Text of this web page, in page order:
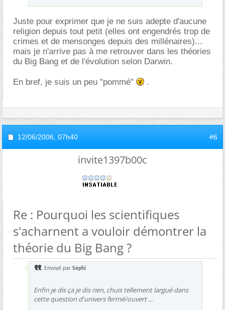
Juste pour exprimer que je ne suis adepte d'aucune
religion depuis tout petit (elles ont engendrés trop de
crimes et de mensonges depuis des millénaires)...
mais je n'arrive pas à me retrouver dans les théories
du Big Bang et de l'évolution selon Darwin.
En bref, je suis un peu "pommé" .
12/06/2006, 07h40 #6
invite1397b00c
Re : Pourquoi les scientifiques
s'acharnent a vouloir démontrer la
théorie du Big Bang ?
Envoyé par Sephi
Enfin je dis ça je dis rien, chuis tellement largué dans
cette question d'univers fermé/ouvert ...